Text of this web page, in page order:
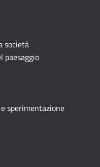
società
paesaggio
sperimentazione